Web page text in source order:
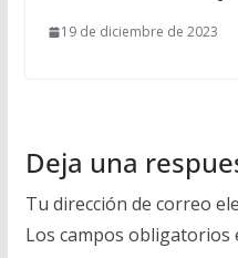
19 de diciembre de 2023
Deja una
Tu dirección de correo
Los campos obligatorios